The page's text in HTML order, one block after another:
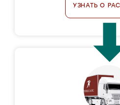
УЗНАТЬ О